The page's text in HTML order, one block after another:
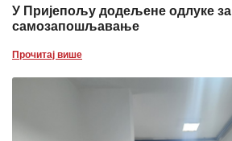
У Пријепољу додељене одлуке за
самозапошљавање
Прочитај више